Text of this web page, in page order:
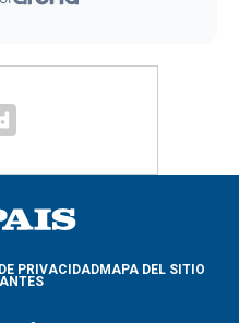
PRIVACIDADMAPA DEL SITIO